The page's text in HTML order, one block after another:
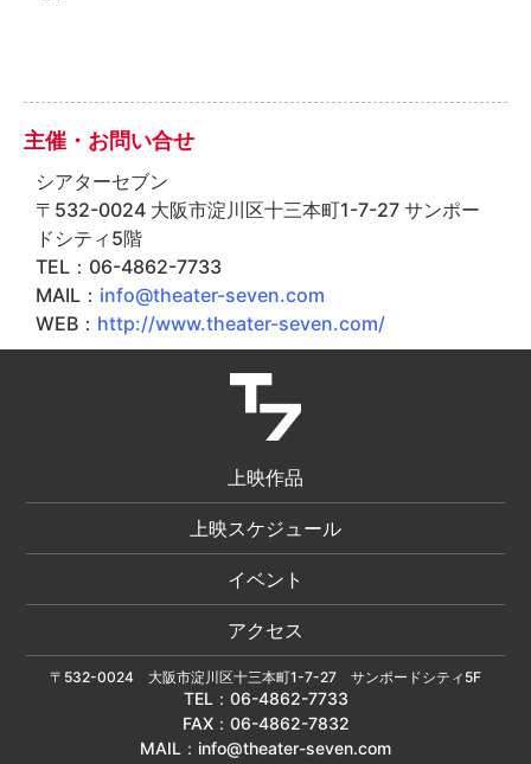
主催・お問い合せ
シアターセブン
〒532-0024 大阪市淀川区十三本町1-7-27 サンポー
ドシティ5階
TEL：06-4862-7733
MAIL： info@theater-seven.com
WEB： http://www.theater-seven.com/
上映作品
上映スケジュール
イベント
アクセス
〒532-0024 大阪市淀川区十三本町1-7-27 サンポードシティ5F
TEL： 06-4862-7733
FAX：06-4862-7832
MAIL： info@theater-seven.com